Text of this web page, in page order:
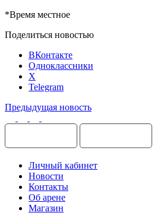
*Время местное
Поделиться новостью
ВКонтакте
Одноклассники
X
Telegram
Предыдущая новость
Личный кабинет
Новости
Контакты
Об арене
Магазин